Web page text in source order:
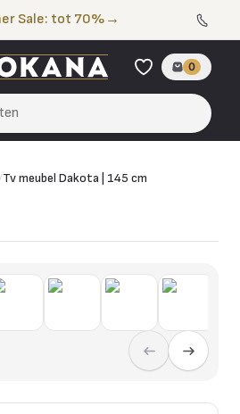
Sale: tot 70% →
0
Tv meubel Dakota | 145 cm